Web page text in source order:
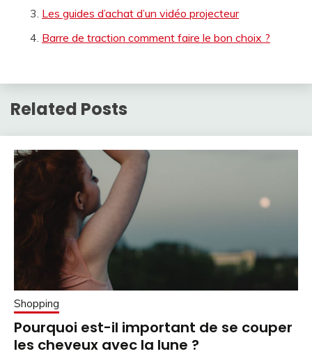
Les guides d’achat d’un vidéo projecteur
Barre de traction comment faire le bon choix ?
Related Posts
Shopping
Pourquoi est-il important de se couper
les cheveux avec la lune ?